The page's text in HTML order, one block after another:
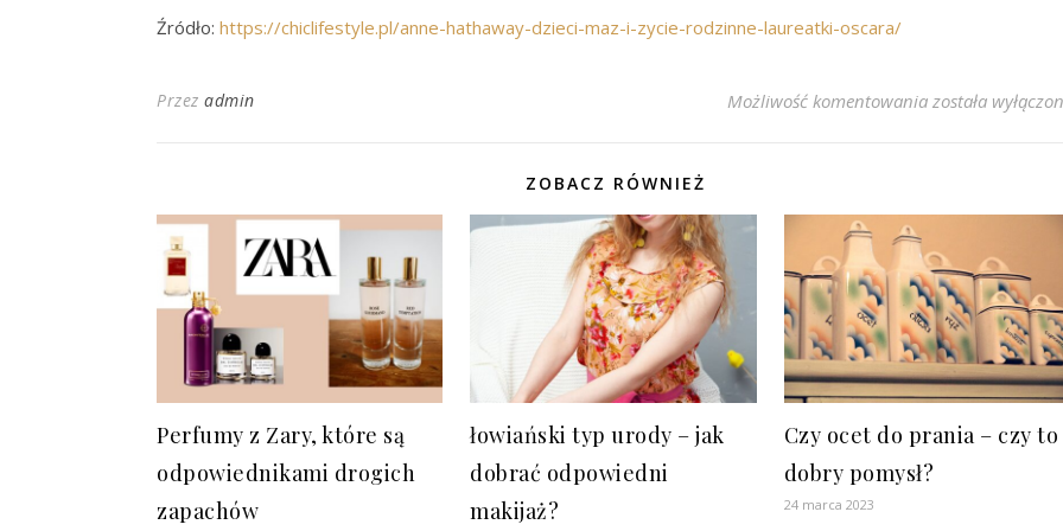
Źródło: https://chiclifestyle.pl/anne-hathaway-dzieci-maz-i-zycie-rodzinne-laureatki-oscara/
Przez admin Możliwość komentowania Anne Hathaway
została
ZOBACZ RÓWNIEŻ
Perfumy z Zary, które są
odpowiednikami drogich
zapachów
łowiański typ urody – jak
dobrać odpowiedni
makijaż?
Czy ocet do prania – czy to
dobry pomysł?
24 marca 2023